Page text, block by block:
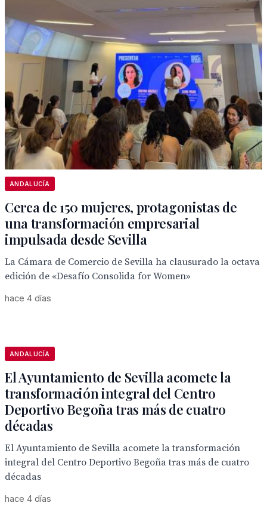
ANDALUCÍA
Cerca de 150 mujeres, protagonistas de
una transformación empresarial
impulsada desde Sevilla
La Cámara de Comercio de Sevilla ha clausurado la octava
edición de «Desafío Consolida for Women»
hace 4 días
ANDALUCÍA
El Ayuntamiento de Sevilla acomete la
transformación integral del Centro
Deportivo Begoña tras más de cuatro
décadas
El Ayuntamiento de Sevilla acomete la transformación
integral del Centro Deportivo Begoña tras más de cuatro
décadas
hace 4 días